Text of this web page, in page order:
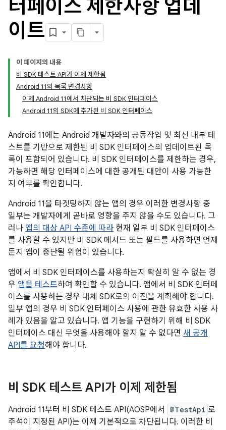
터페이스 제한사항 업데
이트
이 페이지의 내용
비 SDK 테스트 API가 이제 제한됨
Android 11의 목록 변경사항
이제 Android 11에서 차단되는 비 SDK 인터페이스
Android 11의 SDK에 추가된 비 SDK 인터페이스
Android 11에는 Android 개발자와의 공동작업 및 최신 내부 테
스트를 기반으로 제한된 비 SDK 인터페이스의 업데이트된 목
록이 포함되어 있습니다. 비 SDK 인터페이스를 제한하는 경우,
가능하면 해당 인터페이스에 대한 공개된 대안이 사용 가능한
지 여부를 확인합니다.
Android 11을 타겟팅하지 않는 앱의 경우 이러한 변경사항 중
일부는 개발자에게 곧바로 영향을 주지 않을 수도 있습니다. 그
러나 앱의 대상 API 수준에 따라 현재 일부 비 SDK 인터페이스
를 사용할 수 있지만 비 SDK 메서드 또는 필드를 사용하면 언제
든지 앱이 중단될 위험이 있습니다.
앱에서 비 SDK 인터페이스를 사용하는지 확실히 알 수 없는 경
우 앱을 테스트하여 확인할 수 있습니다. 앱에서 비 SDK 인터페
이스를 사용하는 경우 대체 SDK로의 이전을 계획해야 합니다.
일부 앱의 경우 비 SDK 인터페이스 사용에 관한 유효한 사용 사
례가 있음을 알고 있습니다. 앱 기능을 구현하기 위해 비 SDK
인터페이스 대신 무엇을 사용해야 할지 알 수 없다면 새 공개
API를 요청해야 합니다.
비 SDK 테스트 API가 이제 제한됨
Android 11부터 비 SDK 테스트 API(AOSP에서 @TestApi 로
주석이 지정된 API)는 이제 기본적으로 차단됩니다. 이러한 비